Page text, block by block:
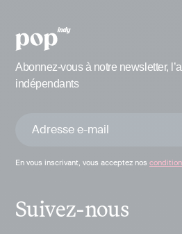
Abonnez-vous à notre newsletter,
indépendants
En vous inscrivant, vous acceptez nos
Suivez-nous